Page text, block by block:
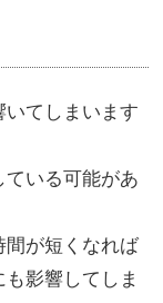
てしまいます
いる可能があ
間が短くなれば
影響してしま